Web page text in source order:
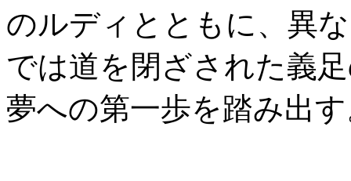
のルディとともに、異
では道を閉ざされた義
夢への第一歩を踏み出